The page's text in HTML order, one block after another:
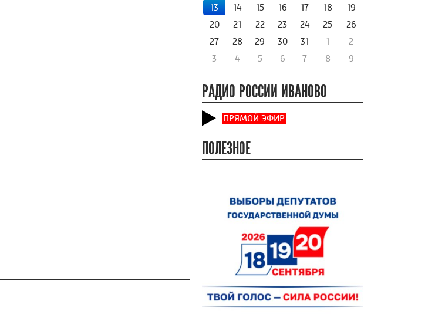
13
14 15 16 17 18
19
20
21 22 23 24 25
26
27
28 29 30 31 1
2
3
4 5 6 7 8 9
РАДИО РОССИИ ИВАНОВО
ПРЯМОЙ ЭФИР
ПОЛЕЗНОЕ